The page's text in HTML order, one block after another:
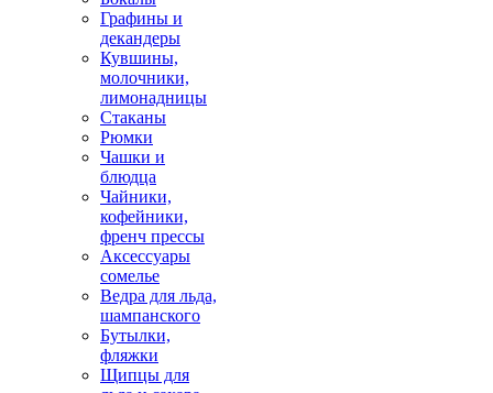
Графины и
декандеры
Кувшины,
молочники,
лимонадницы
Стаканы
Рюмки
Чашки и
блюдца
Чайники,
кофейники,
френч прессы
Аксессуары
сомелье
Ведра для льда,
шампанского
Бутылки,
фляжки
Щипцы для